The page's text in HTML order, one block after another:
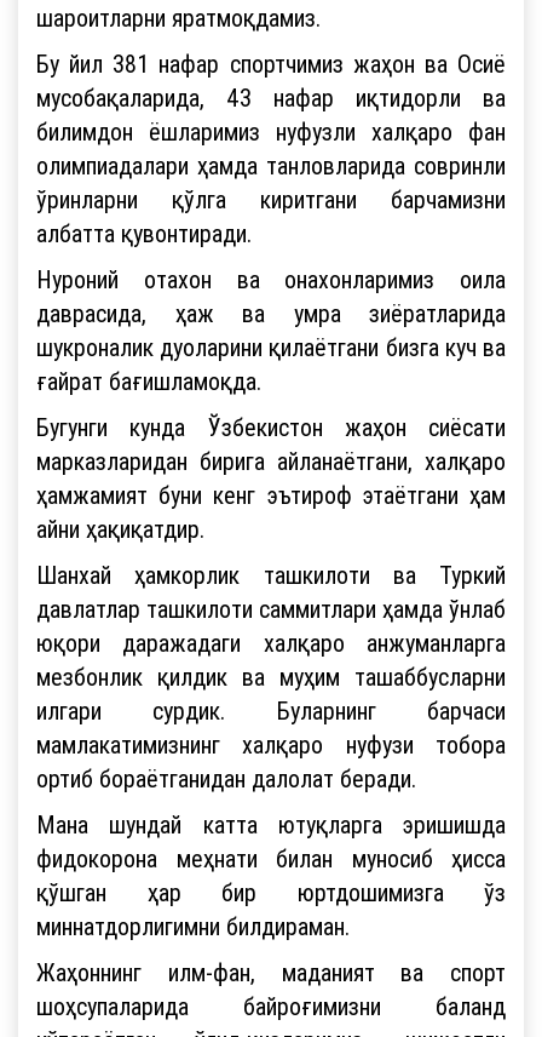
шароитларни яратмоқдамиз.
Бу йил 381 нафар спортчимиз жаҳон ва Осиё
мусобақаларида, 43 нафар иқтидорли ва
билимдон ёшларимиз нуфузли халқаро фан
олимпиадалари ҳамда танловларида совринли
ўринларни қўлга киритгани барчамизни
албатта қувонтиради.
Нуроний отахон ва онахонларимиз оила
даврасида, ҳаж ва умра зиёратларида
шукроналик дуоларини қилаётгани бизга куч ва
ғайрат бағишламоқда.
Бугунги кунда Ўзбекистон жаҳон сиёсати
марказларидан бирига айланаётгани, халқаро
ҳамжамият буни кенг эътироф этаётгани ҳам
айни ҳақиқатдир.
Шанхай ҳамкорлик ташкилоти ва Туркий
давлатлар ташкилоти саммитлари ҳамда ўнлаб
юқори даражадаги халқаро анжуманларга
мезбонлик қилдик ва муҳим ташаббусларни
илгари сурдик. Буларнинг барчаси
мамлакатимизнинг халқаро нуфузи тобора
ортиб бораётганидан далолат беради.
Мана шундай катта ютуқларга эришишда
фидокорона меҳнати билан муносиб ҳисса
қўшган ҳар бир юртдошимизга ўз
миннатдорлигимни билдираман.
Жаҳоннинг илм-фан, маданият ва спорт
шоҳсупаларида байроғимизни баланд